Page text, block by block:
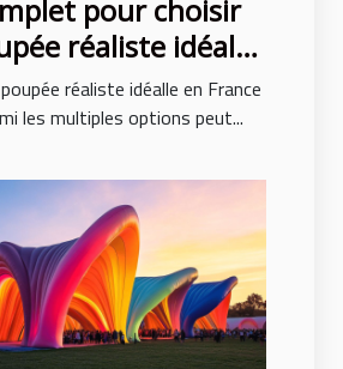
pour choisir
réaliste idéale
réaliste idéalle en France
les multiples options peut...